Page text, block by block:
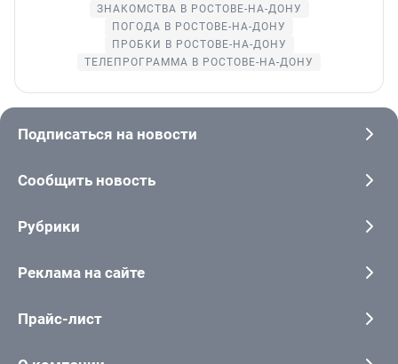
ЗНАКОМСТВА В РОСТОВЕ-НА-ДОНУ
ПОГОДА В РОСТОВЕ-НА-ДОНУ
ПРОБКИ В РОСТОВЕ-НА-ДОНУ
ТЕЛЕПРОГРАММА В РОСТОВЕ-НА-ДОНУ
Подписаться на новости
Сообщить новость
Рубрики
Реклама на сайте
Прайс-лист